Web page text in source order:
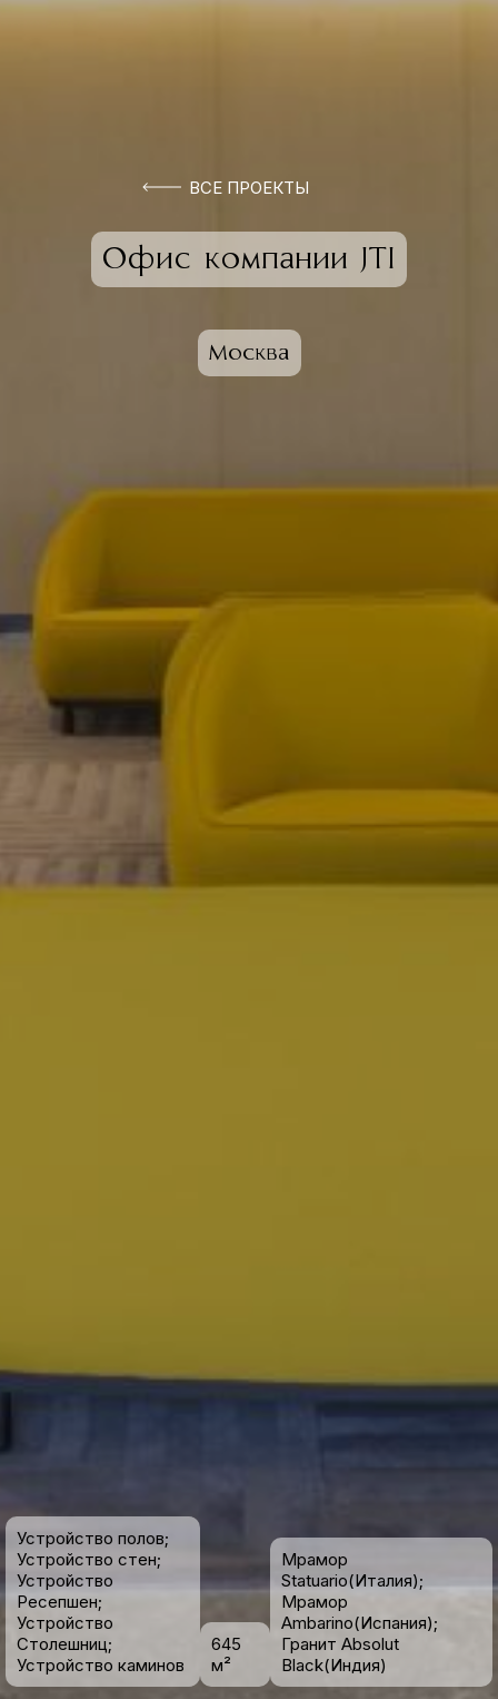
ВСЕ ПРОЕКТЫ
Офис компании JTI
Москва
Устройство полов;
Устройство стен;
Устройство
Ресепшен;
Устройство
Столешниц;
Устройство каминов
645
м²
Мрамор
Statuario(Италия);
Мрамор
Ambarino(Испания);
Гранит Absolut
Black(Индия)